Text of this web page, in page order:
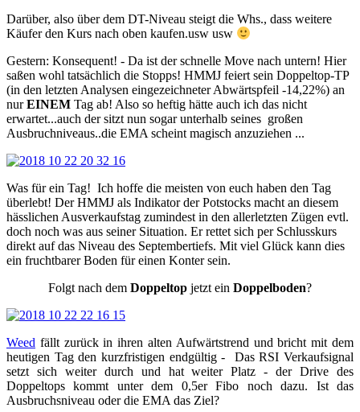
Darüber, also über dem DT-Niveau steigt die Whs., dass weitere
Käufer den Kurs nach oben kaufen.usw usw
Gestern: Konsequent! - Da ist der schnelle Move nach untern! Hier
saßen wohl tatsächlich die Stopps! HMMJ feiert sein Doppeltop-TP
(in den letzten Analysen eingezeichneter Abwärtspfeil -14,22%) an
nurEINEM Tag ab! Also so heftig hätte auch ich das nicht
erwartet...auch der sitzt nun sogar unterhalb seines großen
Ausbruchniveaus..die EMA scheint magisch anzuziehen ...
Was für ein Tag! Ich hoffe die meisten von euch haben den Tag
überlebt! Der HMMJ als Indikator der Potstocks macht an diesem
hässlichen Ausverkaufstag zumindest in den allerletzten Zügen evtl.
doch noch was aus seiner Situation. Er rettet sich per Schlusskurs
direkt auf das Niveau des Septembertiefs. Mit viel Glück kann dies
ein fruchtbarer Boden für einen Konter sein.
Folgt nach dem Doppeltop jetzt ein Doppelboden?
Weed fällt zurück in ihren alten Aufwärtstrend und bricht mit dem
heutigen Tag den kurzfristigen endgültig - Das RSI Verkaufsignal
setzt sich weiter durch und hat weiter Platz - der Drive des
Doppeltops kommt unter dem 0,5er Fibo noch dazu. Ist das
Ausbruchsniveau oder die EMA das Ziel?